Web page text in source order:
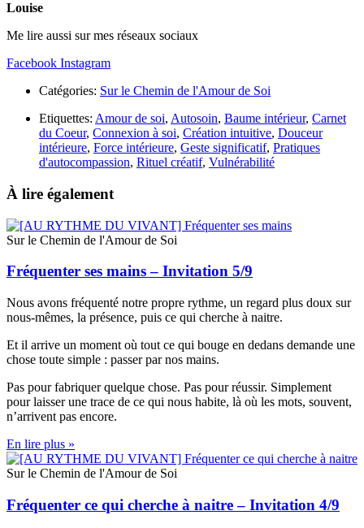
Louise
Me lire aussi sur mes réseaux sociaux
Facebook Instagram
Catégories: Sur le Chemin de l'Amour de Soi
Etiquettes: Amour de soi, Autosoin, Baume intérieur, Carnet
du Coeur, Connexion à soi, Création intuitive, Douceur
intérieure, Force intérieure, Geste significatif, Pratiques
d'autocompassion, Rituel créatif, Vulnérabilité
À lire également
Sur le Chemin de l'Amour de Soi
Fréquenter ses mains – Invitation 5/9
Nous avons fréquenté notre propre rythme, un regard plus doux sur
nous-mêmes, la présence, puis ce qui cherche à naitre.
Et il arrive un moment où tout ce qui bouge en dedans demande une
chose toute simple : passer par nos mains.
Pas pour fabriquer quelque chose. Pas pour réussir. Simplement
pour laisser une trace de ce qui nous habite, là où les mots, souvent,
n’arrivent pas encore.
En lire plus »
Sur le Chemin de l'Amour de Soi
Fréquenter ce qui cherche à naitre – Invitation 4/9